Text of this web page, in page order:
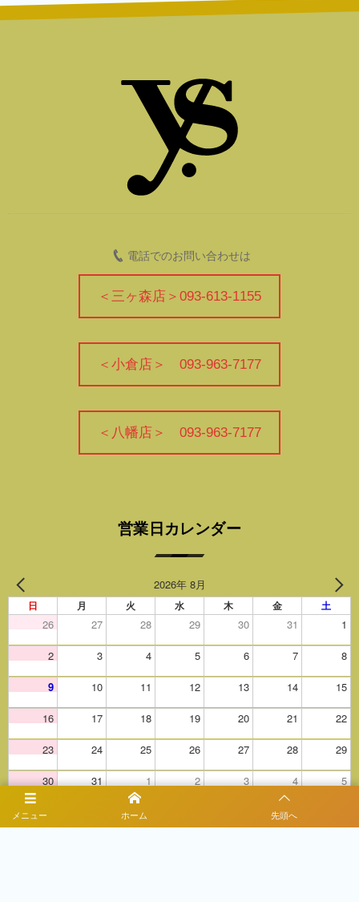
メニュー ホーム 先頭へ
電話でのお問い合わせは
＜三ヶ森店＞093-613-1155
＜小倉店＞ 093-963-7177
＜八幡店＞ 093-963-7177
営業日カレンダー
2026年 8月
日 月 火 水 木 金 土
26 27 28 29 30 31 1
2 3 4 5 6 7 8
9 10 11 12 13 14 15
16 17 18 19 20 21 22
23 24 25 26 27 28 29
30 31 1 2 3 4 5
休日